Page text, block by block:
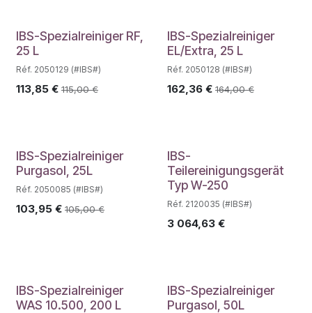
IBS-Spezialreiniger RF,
25 L
Réf. 2050129 (#IBS#)
113,85 € 115,00€
IBS-Spezialreiniger
EL/Extra, 25 L
Réf. 2050128 (#IBS#)
162,36€ 164,00€
IBS-Spezialreiniger
Purgasol, 25L
Réf. 2050085 (#IBS#)
103,95 € 105,00€
IBS-
Teilereinigungsgerät
Typ W-250
Réf. 2120035 (#IBS#)
3 064,63€
IBS-Spezialreiniger
WAS 10.500, 200 L
IBS-Spezialreiniger
Purgasol, 50L